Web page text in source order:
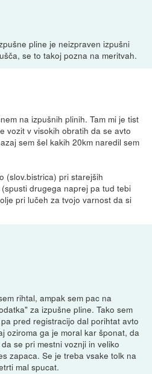
pline je neizpraven izpušni
se to takoj pozna na meritvah.
na izpušnih plinih. Tam mi je tist
vozit v visokih obratih da se avto
sem šel kakih 20km naredil sem
(slov.bistrica) pri starejših
drugega naprej pa tud tebi
pri lučeh za tvojo varnost da si
rihtal, ampak sem pac na
za izpušne pline. Tako sem
pred registracijo dal porihtat avto
oziroma ga je moral kar šponat, da
se pri mestni voznji in veliko
zapaca. Se je treba vsake tolk na
mal spucat.